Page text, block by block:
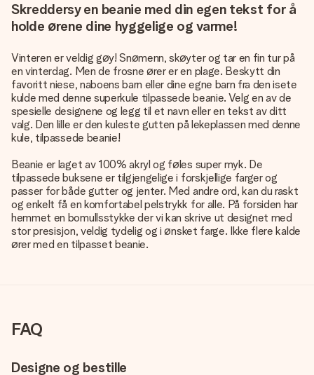
Skreddersy en beanie med din egen tekst for å
holde ørene dine hyggelige og varme!
Vinteren er veldig gøy! Snømenn, skøyter og tar en fin tur på
en vinterdag. Men de frosne ører er en plage. Beskytt din
favoritt niese, naboens barn eller dine egne barn fra den isete
kulde med denne superkule tilpassede beanie. Velg en av de
spesielle designene og legg til et navn eller en tekst av ditt
valg. Den lille er den kuleste gutten på lekeplassen med denne
kule, tilpassede beanie!
Beanie er laget av 100% akryl og føles super myk. De
tilpassede buksene er tilgjengelige i forskjellige farger og
passer for både gutter og jenter. Med andre ord, kan du raskt
og enkelt få en komfortabel pelstrykk for alle. På forsiden har
hemmet en bomullsstykke der vi kan skrive ut designet med
stor presisjon, veldig tydelig og i ønsket farge. Ikke flere kalde
ører med en tilpasset beanie.
FAQ
Designe og bestille